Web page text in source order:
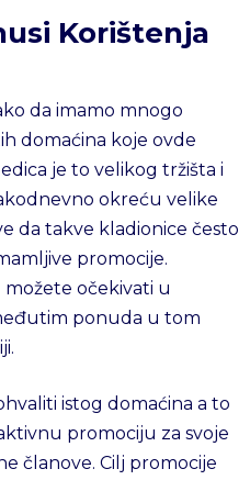
Korištenja
da imamo mnogo
domaćina koje ovde
je to velikog tržišta i
okreću velike
da takve kladionice često
promocije.
očekivati u
ponuda u tom
istog domaćina a to
promociju za svoje
članove. Cilj promocije